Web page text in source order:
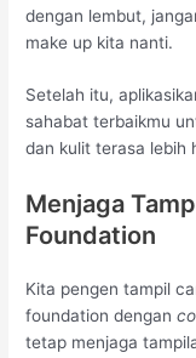
dengan lembut,
make up kita nanti.
Setelah itu,
sahabat terbaikmu
dan kulit terasa lebih
Menjaga
Foundation
Kita pengen tampil
foundation dengan
tetap menjaga